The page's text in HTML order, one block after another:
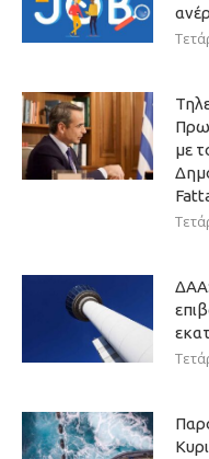
με
ΔΑΑ: